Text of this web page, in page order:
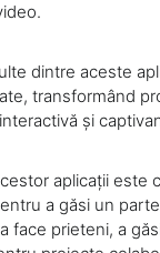
dintre aceste
transformând
și
aplicații este
a găsi un
face prieteni, a